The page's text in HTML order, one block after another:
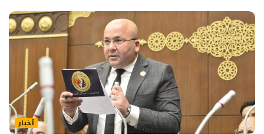
أخبار